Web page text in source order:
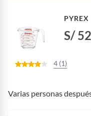
PYREX
S/
4 (1)
Varias personas